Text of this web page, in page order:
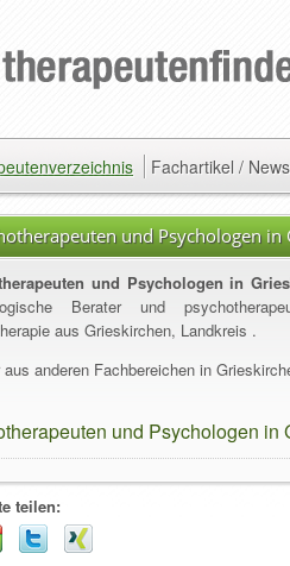
Fachartikel / News
und Psychologen in
und Psychologen in
Berater und
aus Grieskirchen, Landkreis .
anderen Fachbereichen in
und Psychologen in
teilen: